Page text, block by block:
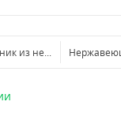
из нержавеющего